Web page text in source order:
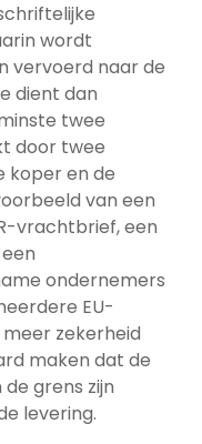
wordt
vervoerd naar de
dient dan
twee
door twee
koper en de
van een
vrachtbrief, een
ondernemers
EU-
zekerheid
maken dat de
grens zijn
levering.